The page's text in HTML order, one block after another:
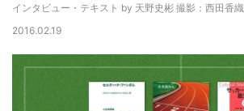
インタビュー・テキスト by 天野史彬 撮影：西田香織
2016.02.19